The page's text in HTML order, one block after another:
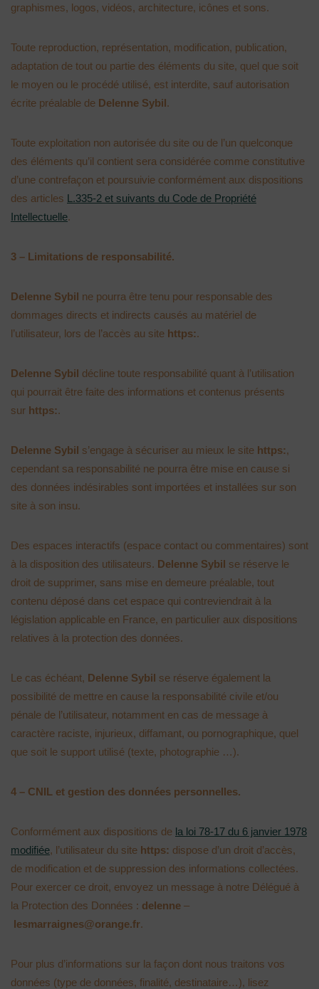
graphismes, logos, vidéos, architecture, icônes et sons.
Toute reproduction, représentation, modification, publication,
adaptation de tout ou partie des éléments du site, quel que soit
le moyen ou le procédé utilisé, est interdite, sauf autorisation
écrite préalable de Delenne Sybil.
Toute exploitation non autorisée du site ou de l’un quelconque
des éléments qu’il contient sera considérée comme constitutive
d’une contrefaçon et poursuivie conformément aux dispositions
des articles L.335-2 et suivants du Code de Propriété
Intellectuelle.
3 – Limitations de responsabilité.
Delenne Sybil ne pourra être tenu pour responsable des
dommages directs et indirects causés au matériel de
l’utilisateur, lors de l’accès au site https:.
Delenne Sybil décline toute responsabilité quant à l’utilisation
qui pourrait être faite des informations et contenus présents
sur https:.
Delenne Sybil s’engage à sécuriser au mieux le site https:,
cependant sa responsabilité ne pourra être mise en cause si
des données indésirables sont importées et installées sur son
site à son insu.
Des espaces interactifs (espace contact ou commentaires) sont
à la disposition des utilisateurs. Delenne Sybil se réserve le
droit de supprimer, sans mise en demeure préalable, tout
contenu déposé dans cet espace qui contreviendrait à la
législation applicable en France, en particulier aux dispositions
relatives à la protection des données.
Le cas échéant, Delenne Sybil se réserve également la
possibilité de mettre en cause la responsabilité civile et/ou
pénale de l’utilisateur, notamment en cas de message à
caractère raciste, injurieux, diffamant, ou pornographique, quel
que soit le support utilisé (texte, photographie …).
4 – CNIL et gestion des données personnelles.
Conformément aux dispositions de la loi 78-17 du 6 janvier 1978
modifiée, l’utilisateur du site https: dispose d’un droit d’accès,
de modification et de suppression des informations collectées.
Pour exercer ce droit, envoyez un message à notre Délégué à
la Protection des Données : delenne –
lesmarraignes@orange.fr.
Pour plus d’informations sur la façon dont nous traitons vos
données (type de données, finalité, destinataire…), lisez